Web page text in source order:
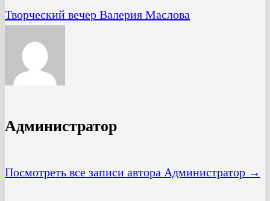
Творческий вечер Валерия Маслова
Администратор
Посмотреть все записи автора Администратор →